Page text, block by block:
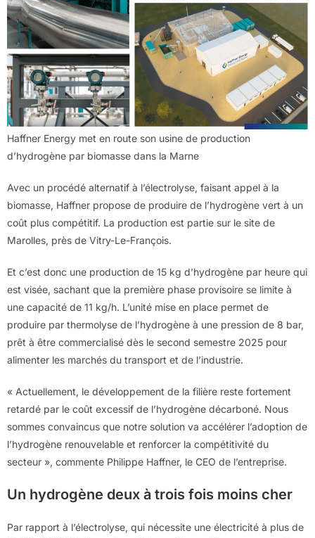
Haffner Energy met en route son usine de production
d’hydrogène par biomasse dans la Marne
Avec un procédé alternatif à l’électrolyse, faisant appel à la
biomasse, Haffner propose de produire de l’hydrogène vert à un
coût plus compétitif. La production est partie sur le site de
Marolles, près de Vitry-Le-François.
Et c’est donc une production de 15 kg d’hydrogène par heure qui
est visée, sachant que la première phase provisoire se limite à
une capacité de 11 kg/h. L’unité mise en place permet de
produire par thermolyse de l’hydrogène à une pression de 8 bar,
prêt à être commercialisé dès le second semestre 2025 pour
alimenter les marchés du transport et de l’industrie.
« Actuellement, le développement de la filière reste fortement
retardé par le coût excessif de l’hydrogène décarboné. Nous
sommes convaincus que notre solution va accélérer l’adoption de
l’hydrogène renouvelable et renforcer la compétitivité du
secteur », commente Philippe Haffner, le CEO de l’entreprise.
Un hydrogène deux à trois fois moins cher
Par rapport à l’électrolyse, qui nécessite une électricité à plus de